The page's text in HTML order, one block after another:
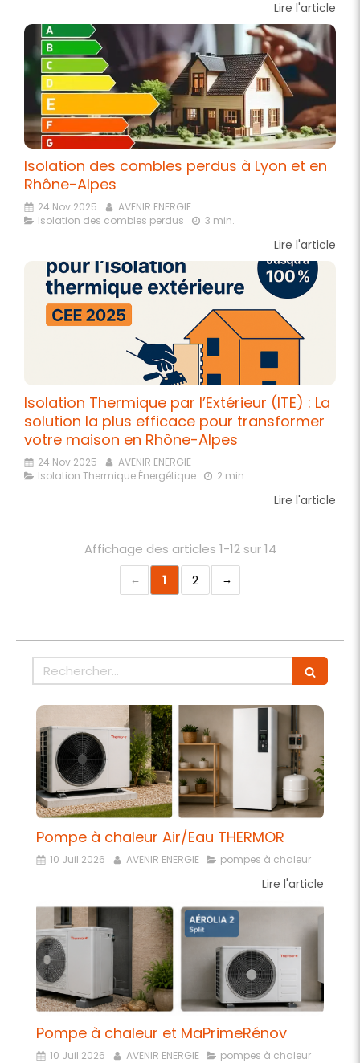
Lire l'article
Isolation des combles perdus à Lyon et en
Rhône-Alpes
24 Nov 2025
AVENIR ENERGIE
Isolation des combles perdus
3 min.
Lire l'article
Isolation Thermique par l’Extérieur (ITE) : La
solution la plus efficace pour transformer
votre maison en Rhône-Alpes
24 Nov 2025
AVENIR ENERGIE
Isolation Thermique Énergétique
2 min.
Lire l'article
Affichage des articles 1-12 sur 14
1
2
Rechercher
Pompe à chaleur Air/Eau THERMOR
10 Juil 2026 AVENIR ENERGIE pompes à chaleur
Lire l'article
Pompe à chaleur et MaPrimeRénov
10 Juil 2026 AVENIR ENERGIE pompes à chaleur